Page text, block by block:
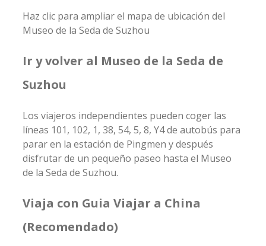
Haz clic para ampliar el mapa de ubicación del
Museo de la Seda de Suzhou
Ir y volver al Museo de la Seda de
Suzhou
Los viajeros independientes pueden coger las
líneas 101, 102, 1, 38, 54, 5, 8, Y4 de autobús para
parar en la estación de Pingmen y después
disfrutar de un pequeño paseo hasta el Museo
de la Seda de Suzhou.
Viaja con Guia Viajar a China
(Recomendado)